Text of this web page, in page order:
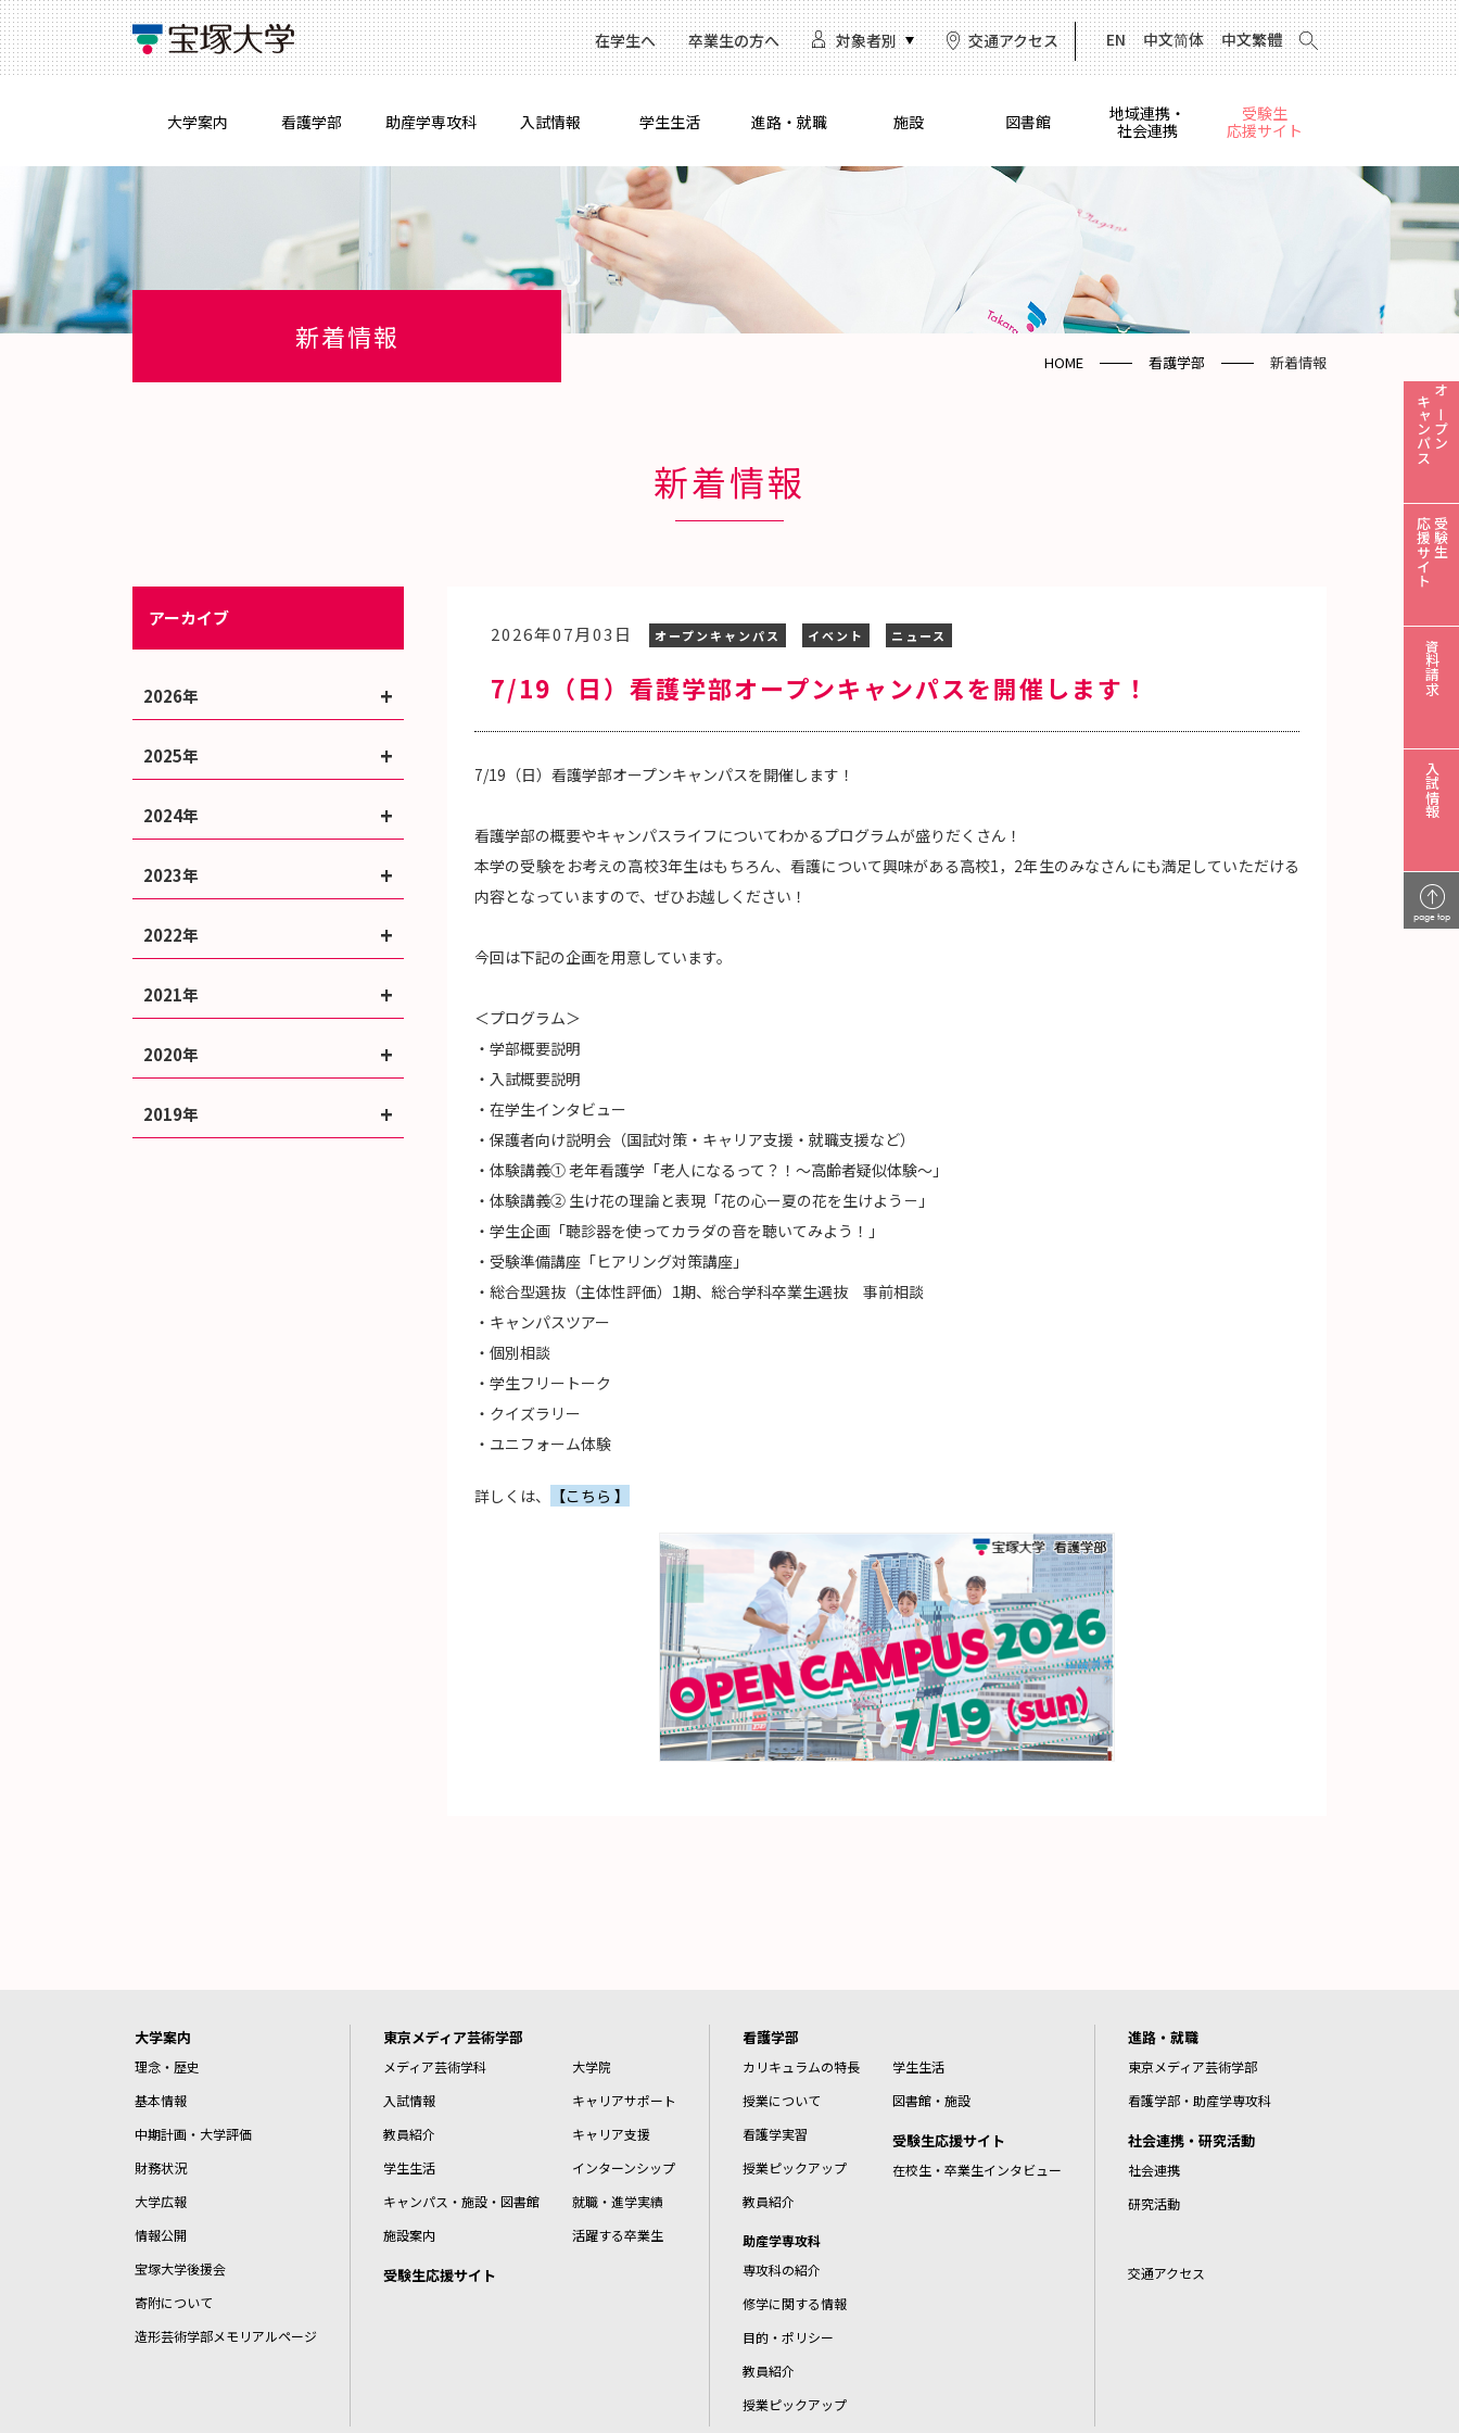
在学生へ 卒業生の方へ 対象者別 交通アクセス EN 中文简体 中文繁體
大学案内 看護学部 助産学専攻科 入試情報 学生生活 進路・就職 施設 図書館
地域連携・
社会連携
受験生
応援サイト
オープン
キャンパス
受験生
応援サイト
資料請求
入試情報
page top
新着情報
HOME 看護学部 新着情報
新着情報
2026年07月03日 オープンキャンパス イベント ニュース
7/19（日）看護学部オープンキャンパスを開催します！
7/19（日）看護学部オープンキャンパスを開催します！
看護学部の概要やキャンパスライフについてわかるプログラムが盛りだくさん！
本学の受験をお考えの高校3年生はもちろん、看護について興味がある高校1，2年生のみなさんにも満足していただける
内容となっていますので、ぜひお越しください！
今回は下記の企画を用意しています。
＜プログラム＞
・学部概要説明
・入試概要説明
・在学生インタビュー
・保護者向け説明会（国試対策・キャリア支援・就職支援など）
・体験講義① 老年看護学「老人になるって？！～高齢者疑似体験～」
・体験講義② 生け花の理論と表現「花の心ー夏の花を生けよう－」
・学生企画「聴診器を使ってカラダの音を聴いてみよう！」
・受験準備講座「ヒアリング対策講座」
・総合型選抜（主体性評価）1期、総合学科卒業生選抜 事前相談
・キャンパスツアー
・個別相談
・学生フリートーク
・クイズラリー
・ユニフォーム体験
詳しくは、 【こちら 】
アーカイブ
2026年
2025年
2024年
2023年
2022年
2021年
2020年
2019年
大学案内
理念・歴史
基本情報
中期計画・大学評価
財務状況
大学広報
情報公開
宝塚大学後援会
寄附について
造形芸術学部メモリアルページ
東京メディア芸術学部
メディア芸術学科
入試情報
教員紹介
学生生活
キャンパス・施設・図書館
施設案内
受験生応援サイト
大学院
キャリアサポート
キャリア支援
インターンシップ
就職・進学実績
活躍する卒業生
看護学部
カリキュラムの特長
授業について
看護学実習
授業ピックアップ
教員紹介
助産学専攻科
専攻科の紹介
修学に関する情報
目的・ポリシー
教員紹介
授業ピックアップ
学生生活
図書館・施設
受験生応援サイト
在校生・卒業生インタビュー
進路・就職
東京メディア芸術学部
看護学部・助産学専攻科
社会連携・研究活動
社会連携
研究活動
交通アクセス